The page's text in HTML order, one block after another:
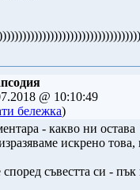
@ 10:10:49
бележка)
- какво ни остава
искрено това,
съвестта си -